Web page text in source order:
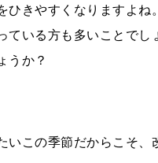
ひきやすくなりますよね
ている方も多いことでし
うか？
いこの季節だからこそ、